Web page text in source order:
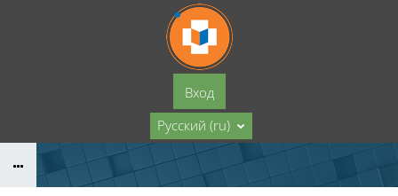
Перейти к основному содержанию
Вход
Русский ‎(ru)‎